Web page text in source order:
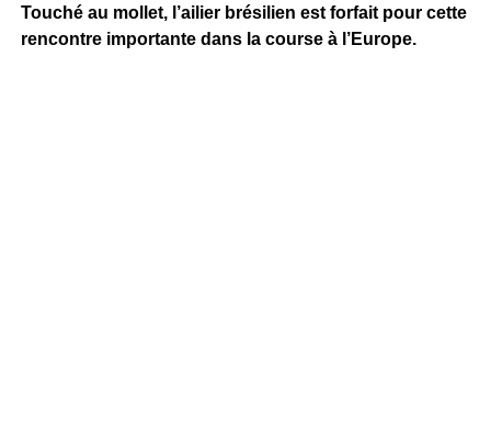
Touché au mollet, l’ailier brésilien est forfait pour cette
rencontre importante dans la course à l’Europe.